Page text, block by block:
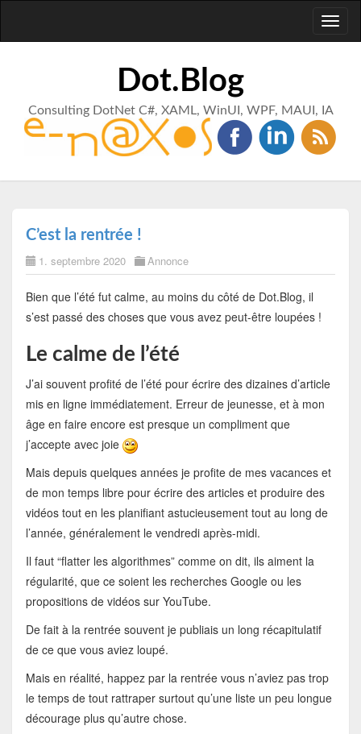
Dot.Blog
Consulting DotNet C#, XAML, WinUI, WPF, MAUI, IA
C’est la rentrée !
1. septembre 2020 Annonce
Bien que l’été fut calme, au moins du côté de Dot.Blog, il
s’est passé des choses que vous avez peut-être loupées !
Le calme de l’été
J’ai souvent profité de l’été pour écrire des dizaines d’article
mis en ligne immédiatement. Erreur de jeunesse, et à mon
âge en faire encore est presque un compliment que
j’accepte avec joie
Mais depuis quelques années je profite de mes vacances et
de mon temps libre pour écrire des articles et produire des
vidéos tout en les planifiant astucieusement tout au long de
l’année, généralement le vendredi après-midi.
Il faut “flatter les algorithmes” comme on dit, ils aiment la
régularité, que ce soient les recherches Google ou les
propositions de vidéos sur YouTube.
De fait à la rentrée souvent je publiais un long récapitulatif
de ce que vous aviez loupé.
Mais en réalité, happez par la rentrée vous n’aviez pas trop
le temps de tout rattraper surtout qu’une liste un peu longue
décourage plus qu’autre chose.